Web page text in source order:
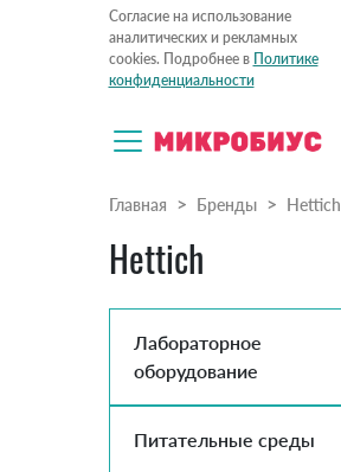
Согласие на использование
аналитических и рекламных
cookies. Подробнее в Политике
конфиденциальности
Главная Бренды Hettich
Hettich
Лабораторное
оборудование
Питательные среды